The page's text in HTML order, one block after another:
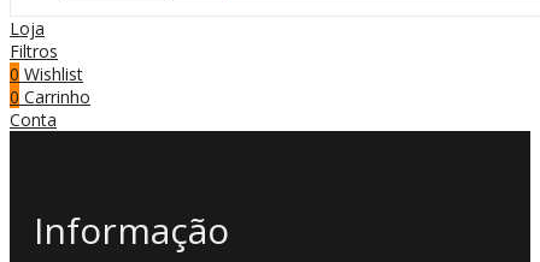
Loja
Filtros
0 Wishlist
0 Carrinho
Conta
Informação